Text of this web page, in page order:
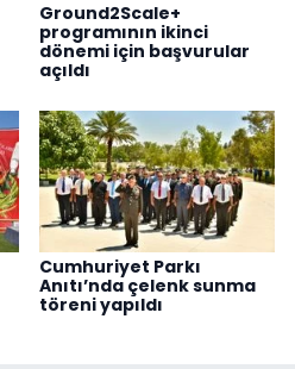
Ground2Scale+
programının ikinci
dönemi için başvurular
açıldı
Cumhuriyet Parkı
Anıtı’nda çelenk sunma
töreni yapıldı